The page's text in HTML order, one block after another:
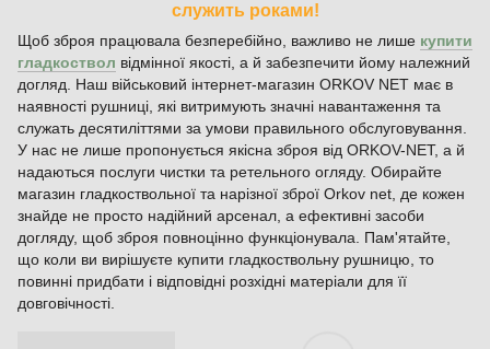
служить роками!
Щоб зброя працювала безперебійно, важливо не лише купити
гладкоствол відмінної якості, а й забезпечити йому належний
догляд. Наш військовий інтернет-магазин ORKOV NET має в
наявності рушниці, які витримують значні навантаження та
служать десятиліттями за умови правильного обслуговування.
У нас не лише пропонується якісна зброя від ORKOV-NET, а й
надаються послуги чистки та ретельного огляду. Обирайте
магазин гладкоствольної та нарізної зброї Orkov net, де кожен
знайде не просто надійний арсенал, а ефективні засоби
догляду, щоб зброя повноцінно функціонувала. Пам'ятайте,
що коли ви вирішуєте купити гладкоствольну рушницю, то
повинні придбати і відповідні розхідні матеріали для її
довговічності.